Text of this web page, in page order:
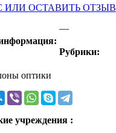
ИЛИ ОСТАВИТЬ ОТЗЫВ
—
Рубрики:
оптики
учреждения :